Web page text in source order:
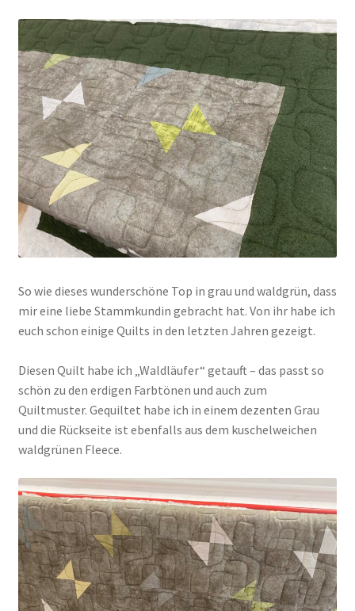
Versandarten
Warenkorb
Widerrufsbelehrung
Zahlungsarten
So wie dieses wunderschöne Top in grau und waldgrün, dass
mir eine liebe Stammkundin gebracht hat. Von ihr habe ich
euch schon einige Quilts in den letzten Jahren gezeigt.
Diesen Quilt habe ich „Waldläufer“ getauft – das passt so
schön zu den erdigen Farbtönen und auch zum
Quiltmuster. Gequiltet habe ich in einem dezenten Grau
und die Rückseite ist ebenfalls aus dem kuschelweichen
waldgrünen Fleece.